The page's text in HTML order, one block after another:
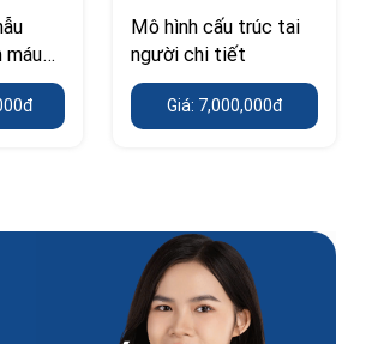
máu
Mô hình cấu trúc tai
người chi tiết
Giá: 7,000,000đ